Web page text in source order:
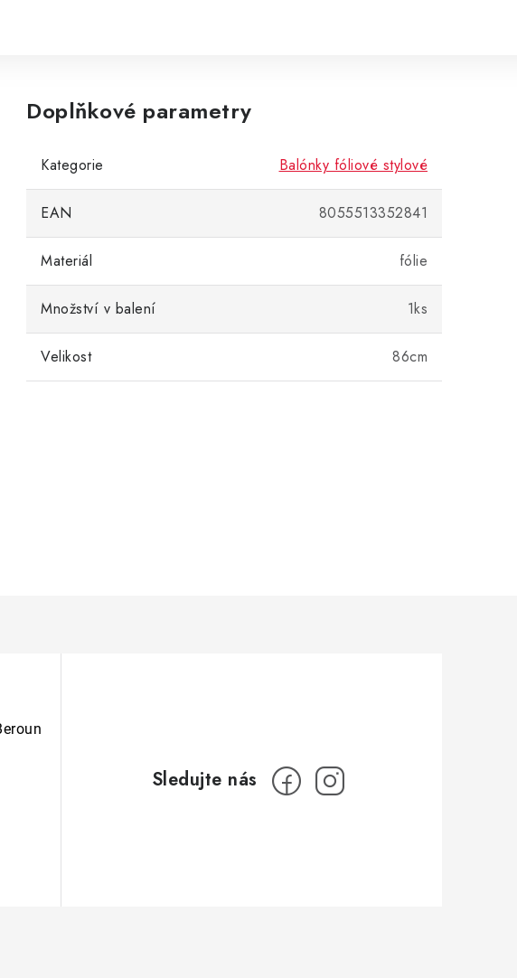
Doplňkové parametry
Kategorie Balónky fóliové stylové
EAN 8055513352841
Materiál fólie
Množství v balení 1ks
Velikost 86cm